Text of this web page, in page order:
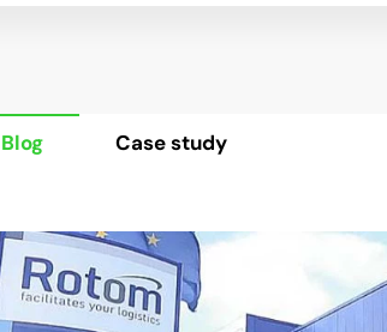
Blog Case study